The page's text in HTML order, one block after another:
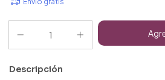
Descripción